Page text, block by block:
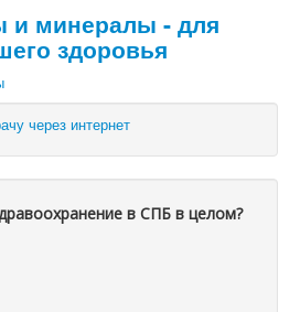
и минералы - для
здоровья
в СПБ в целом?